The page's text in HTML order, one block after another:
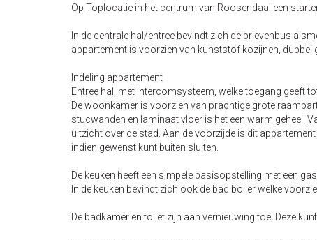
Op Toplocatie in het centrum van Roosendaal een
In de centrale hal/entree bevindt zich de brievenbus
appartement is voorzien van kunststof kozijnen, dubbel
Indeling appartement
Entree hal, met intercomsysteem, welke toegang geeft
De woonkamer is voorzien van prachtige grote
stucwanden en laminaat vloer is het een warm geheel.
uitzicht over de stad. Aan de voorzijde is dit
indien gewenst kunt buiten sluiten.
De keuken heeft een simpele basisopstelling met een
In de keuken bevindt zich ook de bad boiler welke
De badkamer en toilet zijn aan vernieuwing toe. Deze